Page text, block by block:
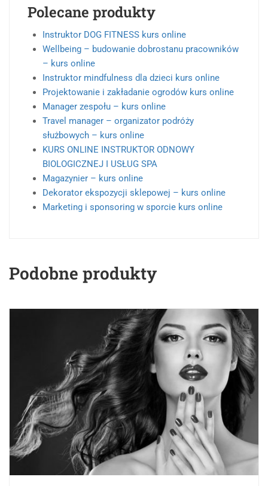
Polecane produkty
Instruktor DOG FITNESS kurs online
Wellbeing – budowanie dobrostanu pracowników
– kurs online
Instruktor mindfulness dla dzieci kurs online
Projektowanie i zakładanie ogrodów kurs online
Manager zespołu – kurs online
Travel manager – organizator podróży
służbowych – kurs online
KURS ONLINE INSTRUKTOR ODNOWY
BIOLOGICZNEJ I USŁUG SPA
Magazynier – kurs online
Dekorator ekspozycji sklepowej – kurs online
Marketing i sponsoring w sporcie kurs online
Podobne produkty